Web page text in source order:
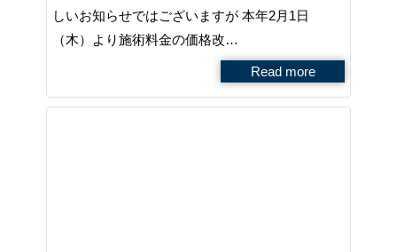
しいお知らせではございますが 本年2月1日
（木）より施術料金の価格改…
Read more